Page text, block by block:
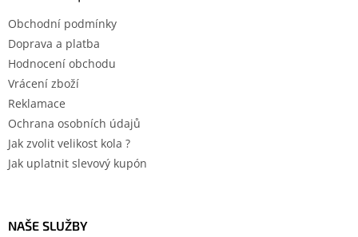
Obchodní podmínky
Doprava a platba
Hodnocení obchodu
Vrácení zboží
Reklamace
Ochrana osobních údajů
Jak zvolit velikost kola ?
Jak uplatnit slevový kupón
NAŠE SLUŽBY